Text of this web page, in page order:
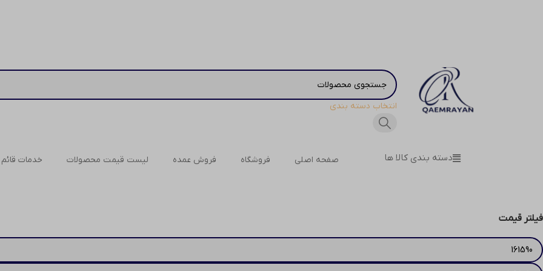
انتخاب دسته بندی
دسته بندی کالا ها صفحه اصلی فروشگاه فروش عمده لیست قیمت محصولات خدمات قائم
فیلتر قیمت